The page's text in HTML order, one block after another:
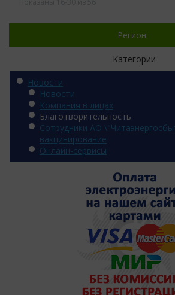
Регион:
Категории
Новости
Новости
Компания в лицах
Благотворительность
Сотрудники АО
вакцинирование
Онлайн-сервисы